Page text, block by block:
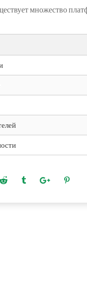
множество